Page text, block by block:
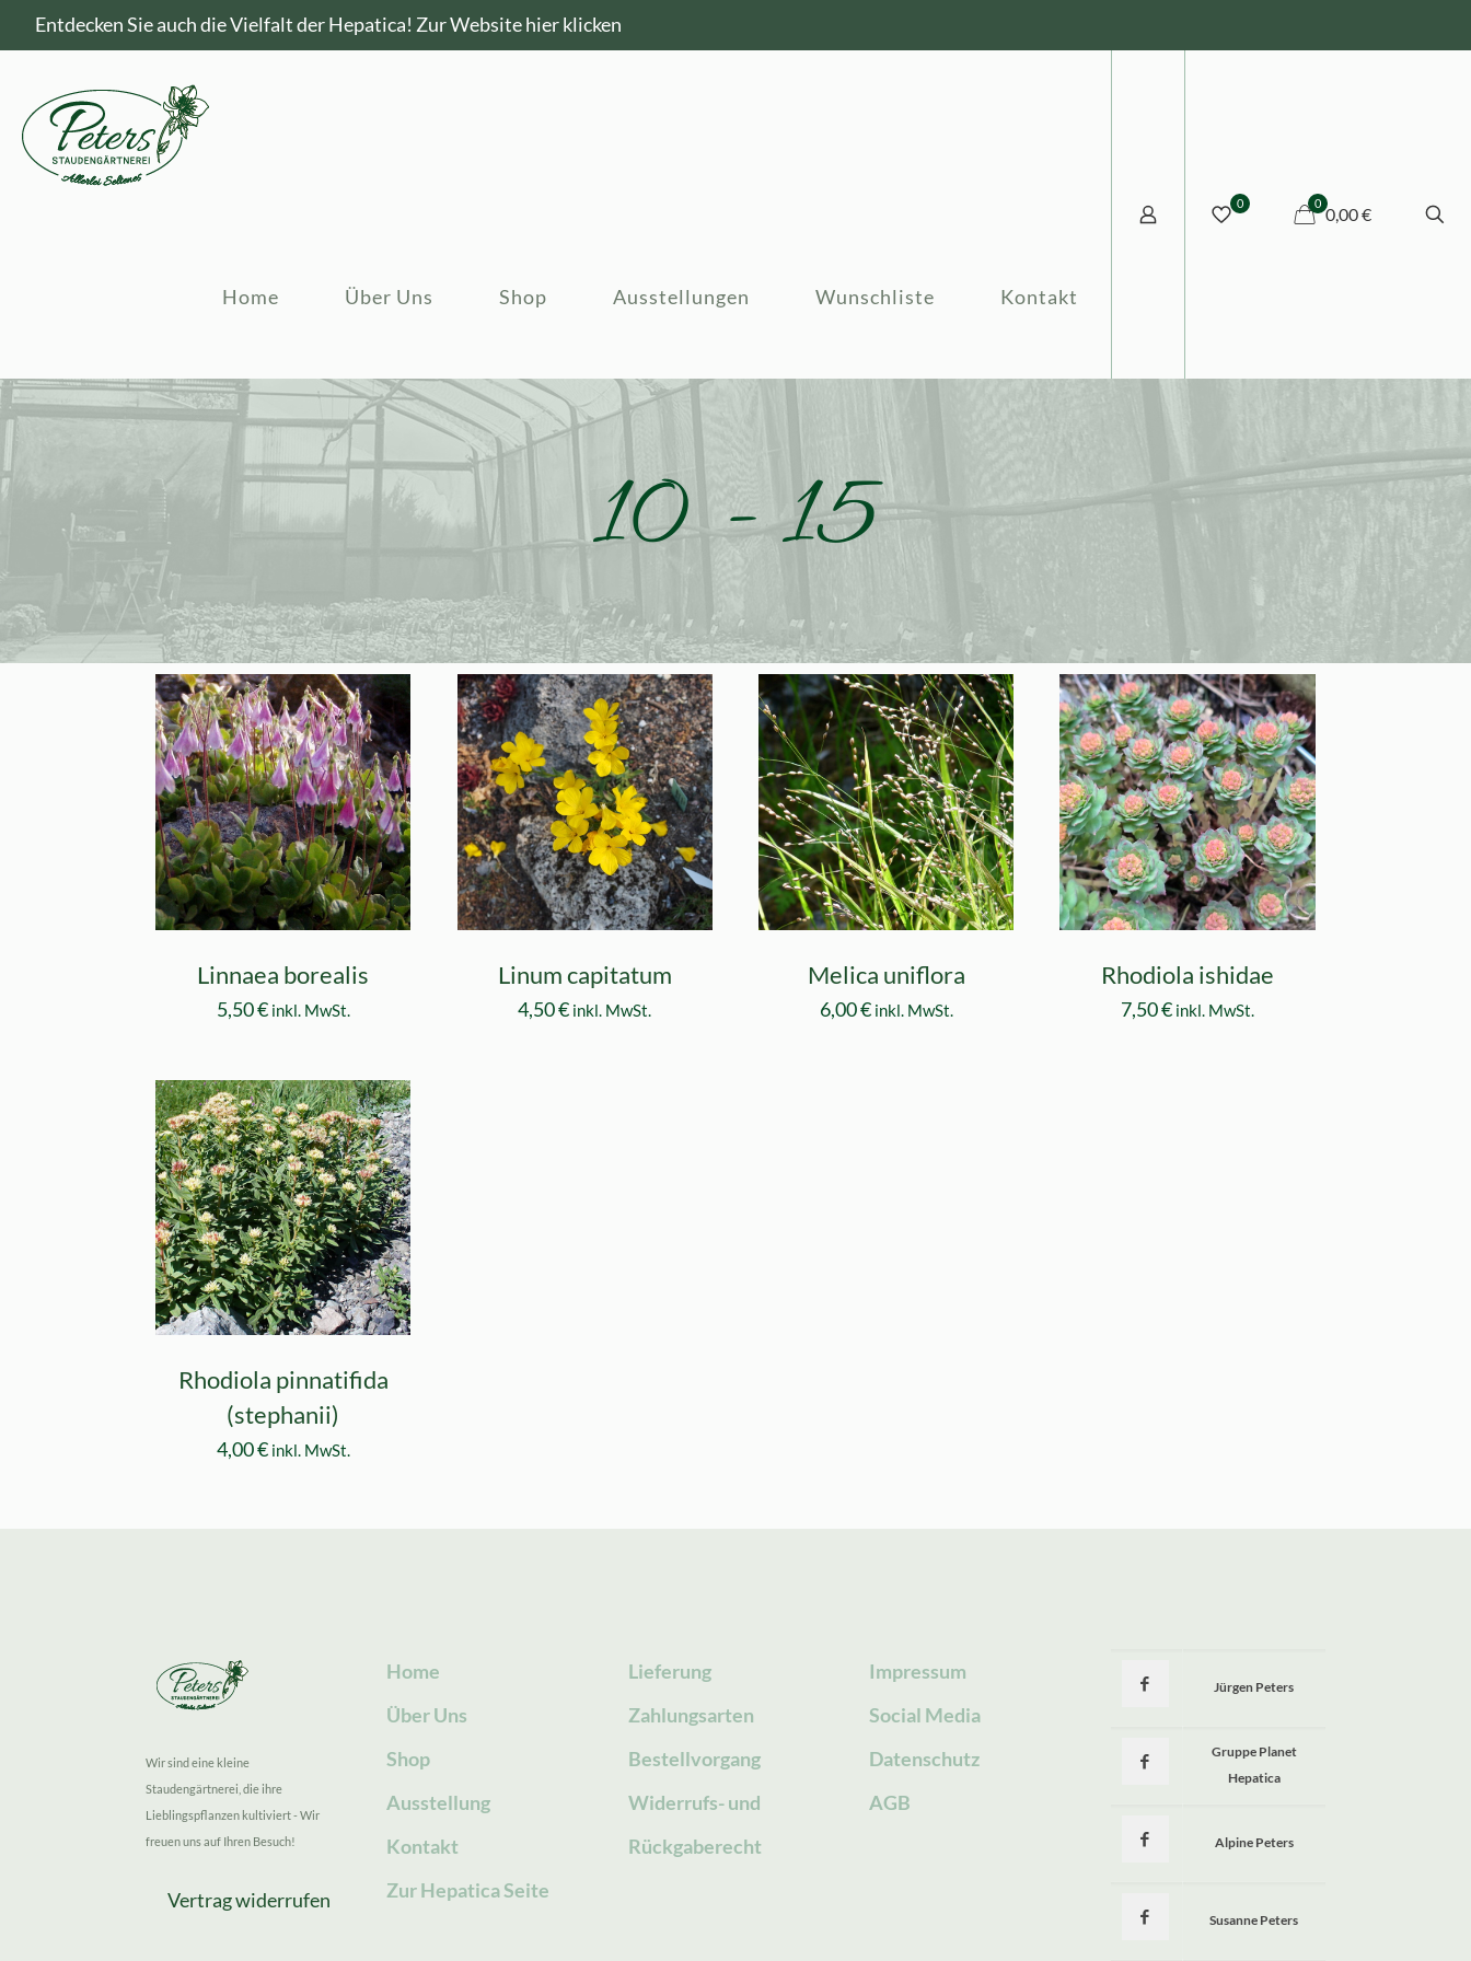
Entdecken Sie auch die Vielfalt der Hepatica! Zur Website hier klicken
Home Über Uns Shop Ausstellungen Wunschliste Kontakt
0 0
0,00 €
10 - 15
Linnaea borealis
5,50€ inkl. MwSt.
Linum capitatum
4,50€ inkl. MwSt.
Melica uniflora
6,00€ inkl. MwSt.
Rhodiola ishidae
7,50€ inkl. MwSt.
Rhodiola pinnatifida
(stephanii)
4,00€ inkl. MwSt.
Wir sind eine kleine
Staudengärtnerei, die ihre
Lieblingspflanzen kultiviert - Wir
freuen uns auf Ihren Besuch!
Vertrag widerrufen
Home
Über Uns
Shop
Ausstellung
Kontakt
Zur Hepatica Seite
Lieferung
Zahlungsarten
Bestellvorgang
Widerrufs- und
Rückgaberecht
Impressum
Social Media
Datenschutz
AGB
Jürgen Peters
Gruppe Planet
Hepatica
Alpine Peters
Susanne Peters